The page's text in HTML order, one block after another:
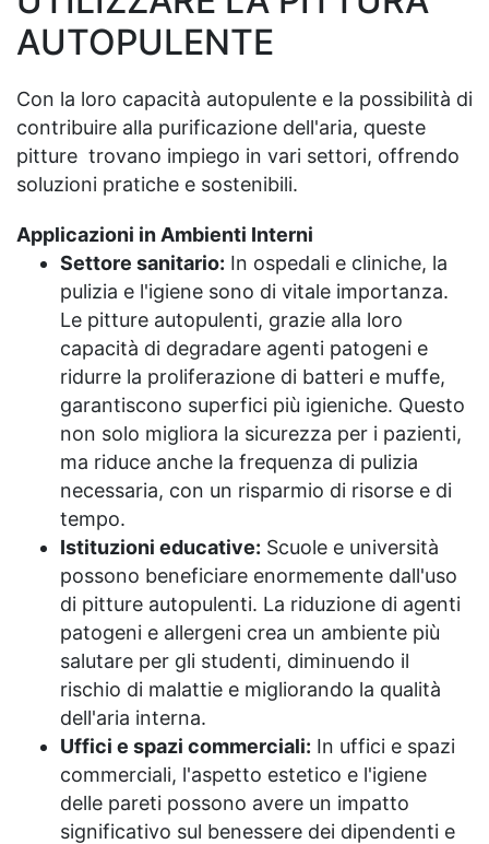
AUTOPULENTE
Con la loro capacità autopulente e la possibilità di
contribuire alla purificazione dell'aria, queste
pitture trovano impiego in vari settori, offrendo
soluzioni pratiche e sostenibili.
Applicazioni in Ambienti Interni
Settore sanitario: In ospedali e cliniche, la
pulizia e l'igiene sono di vitale importanza.
Le pitture autopulenti, grazie alla loro
capacità di degradare agenti patogeni e
ridurre la proliferazione di batteri e muffe,
garantiscono superfici più igieniche. Questo
non solo migliora la sicurezza per i pazienti,
ma riduce anche la frequenza di pulizia
necessaria, con un risparmio di risorse e di
tempo.
Istituzioni educative: Scuole e università
possono beneficiare enormemente dall'uso
di pitture autopulenti. La riduzione di agenti
patogeni e allergeni crea un ambiente più
salutare per gli studenti, diminuendo il
rischio di malattie e migliorando la qualità
dell'aria interna.
Uffici e spazi commerciali: In uffici e spazi
commerciali, l'aspetto estetico e l'igiene
delle pareti possono avere un impatto
significativo sul benessere dei dipendenti e